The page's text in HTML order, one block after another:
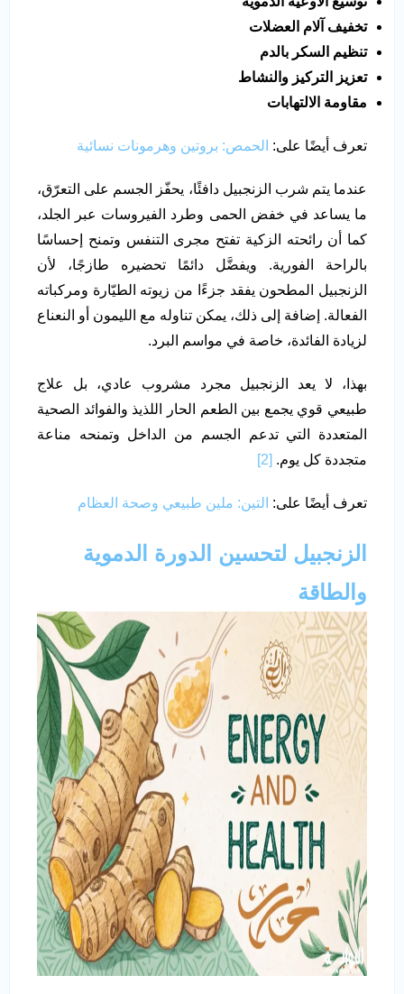
تخفيف آلام العضلات
تنظيم السكر بالدم
تعزيز التركيز والنشاط
مقاومة الالتهابات
تعرف أيضًا على: الحمص: بروتين وهرمونات نسائية
عندما يتم شرب الزنجبيل دافئًا، يحفّز الجسم على التعرّق،
ما يساعد في خفض الحمى وطرد الفيروسات عبر الجلد،
كما أن رائحته الزكية تفتح مجرى التنفس وتمنح إحساسًا
بالراحة الفورية. ويفضَّل دائمًا تحضيره طازجًا، لأن
الزنجبيل المطحون يفقد جزءًا من زيوته الطيّارة ومركباته
الفعالة. إضافة إلى ذلك، يمكن تناوله مع الليمون أو النعناع
لزيادة الفائدة، خاصة في مواسم البرد.
بهذا، لا يعد الزنجبيل مجرد مشروب عادي، بل علاج
طبيعي قوي يجمع بين الطعم الحار اللذيذ والفوائد الصحية
المتعددة التي تدعم الجسم من الداخل وتمنحه مناعة
متجددة كل يوم. [2]
تعرف أيضًا على: التين: ملين طبيعي وصحة العظام
الزنجبيل لتحسين الدورة الدموية
والطاقة